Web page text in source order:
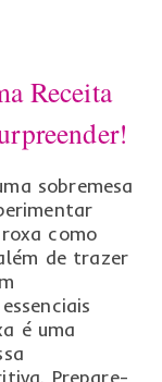
Receita
sobremesa
como
de trazer
é uma
Prepare-